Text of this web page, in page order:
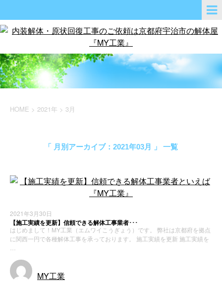
HOME > 2021年 > 3月
「 月別アーカイブ：2021年03月 」 一覧
2021年3月30日
【施工実績を更新】信頼できる解体工事業者･･･
はじめまして！MY工業（エムワイこうぎょう）です。 弊社は京都府を拠点
に関西一円で各種解体工事を承っております。 施工実績を更新 施工実績を
MY工業